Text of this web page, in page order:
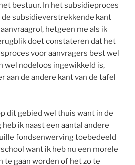
bestuur. In het subsidieproces
subsidieverstrekkende kant
hetgeen me als ik
doet constateren dat het
voor aanvragers best wel
wel nodeloos ingewikkeld is,
aan de andere kant van de tafel
dit gebied wel thuis want in de
ik naast een aantal andere
fondsenwerving toebedeeld
want ik heb nu een morele
te gaan worden of het zo te